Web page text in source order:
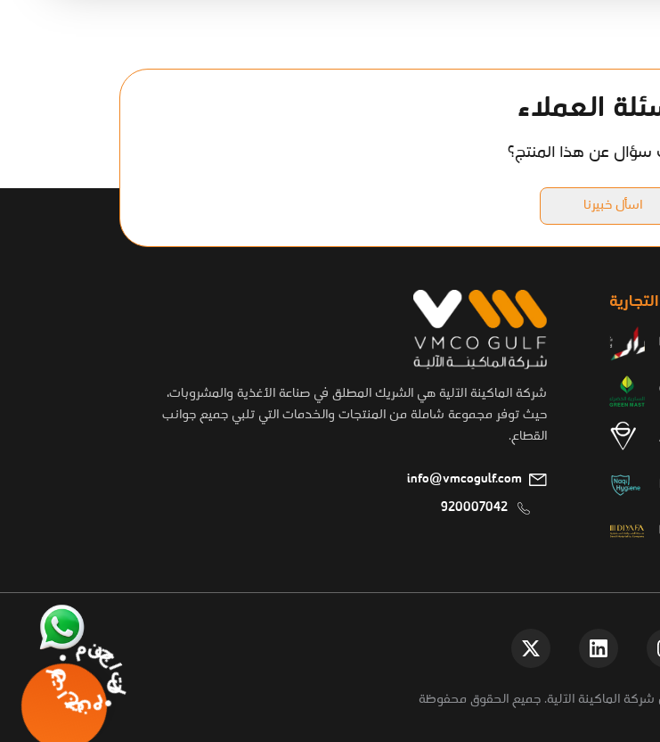
العملاء
سؤال عن هذا المنتج؟
اسأل خبيرنا
شركة الماكينة الآلية هي الشريك المطلق في صناعة الأغذية والمشروبات،
حيث توفر مجموعة شاملة من المنتجات والخدمات التي تلبي جميع جوانب
القطاع.
info@vmcogulf.com
920007042
الماكينة الآلية. جميع الحقوق محفوظة منتجاتنا • منتجاتنا •